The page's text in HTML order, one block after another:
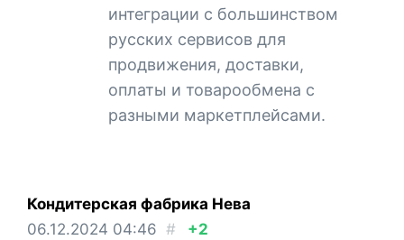
интеграции с большинством
русских сервисов для
продвижения, доставки,
оплаты и товарообмена с
разными маркетплейсами.
Кондитерская фабрика Нева
06.12.2024 04:46 # +2